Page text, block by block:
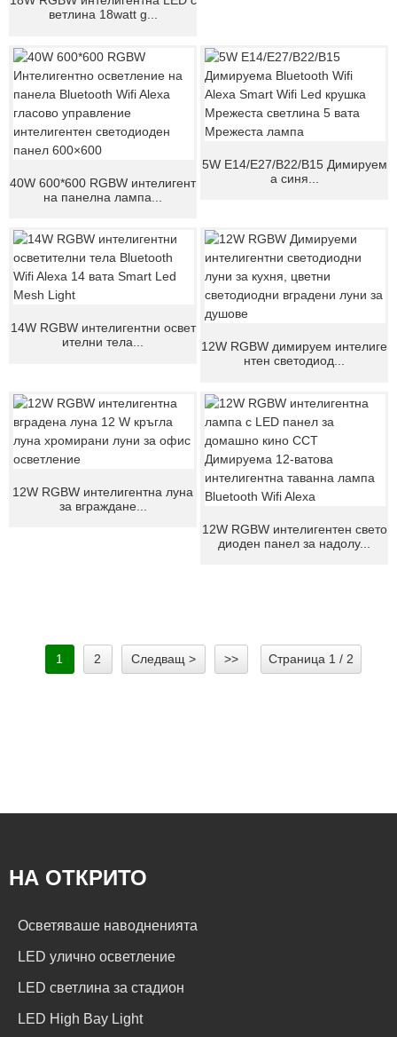
ветлина 18watt g...
40W 600*600 RGBW интелигент
на панелна лампа...
5W E14/E27/B22/B15 Димируем
а синя...
14W RGBW интелигентни освет
ителни тела...
12W RGBW димируем интелиге
нтен светодиод...
12W RGBW интелигентна луна
за вграждане...
12W RGBW интелигентен свето
диоден панел за надолу...
1 2 Следващ > >> Страница 1 / 2
НА ОТКРИТО
Осветяваше наводненията
LED улично осветление
LED светлина за стадион
LED High Bay Light